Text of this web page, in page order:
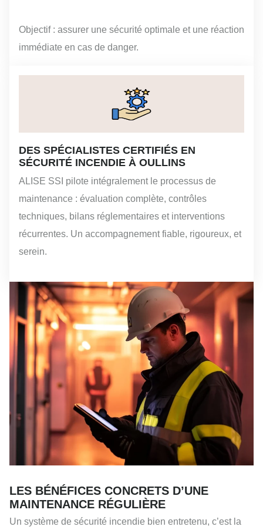
Objectif : assurer une sécurité optimale et une réaction
immédiate en cas de danger.
DES SPÉCIALISTES CERTIFIÉS EN
SÉCURITÉ INCENDIE À OULLINS
ALISE SSI pilote intégralement le processus de
maintenance : évaluation complète, contrôles
techniques, bilans réglementaires et interventions
récurrentes. Un accompagnement fiable, rigoureux, et
serein.
LES BÉNÉFICES CONCRETS D’UNE
MAINTENANCE RÉGULIÈRE
Un système de sécurité incendie bien entretenu, c’est la